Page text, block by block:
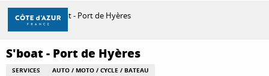
Aller
contenu
principal
DÉCOUVRIR
Accueil S'boat - Port de Hyères
S'boat - Port de Hyères
SERVICES
AUTO / MOTO / CYCLE / BATEAU